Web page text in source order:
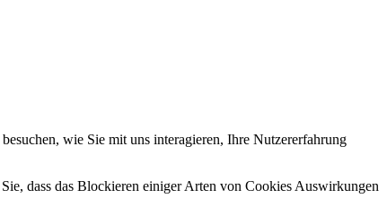
wie Sie mit uns interagieren, Ihre Nutzererfahrung
dass das Blockieren einiger Arten von Cookies Auswirkungen